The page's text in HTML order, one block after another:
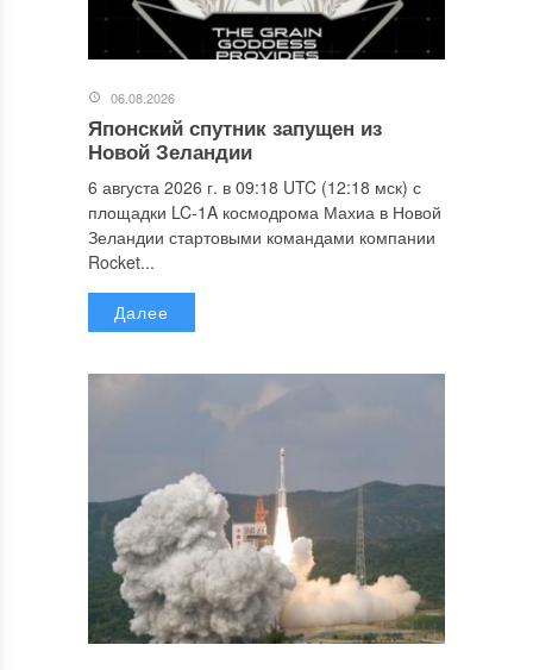
06.08.2026
Японский спутник запущен из
Новой Зеландии
6 августа 2026 г. в 09:18 UTC (12:18 мск) с
площадки LC-1A космодрома Махиа в Новой
Зеландии стартовыми командами компании
Rocket...
Далее